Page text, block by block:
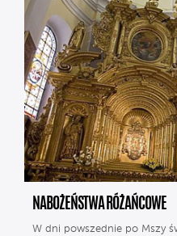
NABOŻEŃSTWA RÓŻAŃCOWE
W dni powszednie po Mszy